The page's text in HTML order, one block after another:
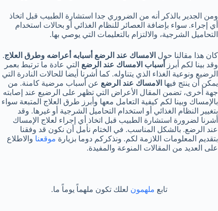
ومن الجدير بالذكر أنه من الضروري جدا استشارة الطبيب قبل اتخاذ
أي إجراء. سواء بإضافة العصائر للنظام الغذائي أو بحالات استخدام
التحاميل الشرجية، والالتزام بالتعليمات التي يوصي بها.
كان هذا مقالنا حول الامساك عند الرضع أسبابه أعراضه وطرق العلاج.
وقد بينا لكم أبرز
أسباب الامساك عند الرضع التي عادة ما ترتبط بعمر
الرضيع ونوعية الغذاء الذي يتناوله. كما أشرنا أيضا للحالات النادرة التي
يمكن أن ينتج فيها الامساك عند الرضع عن أسباب مرضية كامنة. من
جهة أخرى، تضمن المقال الأعراض التي تظهر على الرضيع عند إصابته
بالإمساك وبينا لكم كيفية التعامل معها وأبرز طرق العلاج المتبعة سواء
بتغيير النظام الغذائي أو استخدام التحاميل الشرجية أو غيرها. وقد
أشرنا لضرورة استشارة الطبيب قبل اتخاذ أي إجراء لعلاج الإمساك
عند الرضع. بالشكل المناسب. في الختام نأمل أن نكون قد وفقنا
بتقديم المعلومات اللازمة لكم. ونذكركم دوما بزيارة موقعنا والاطلاع
على العديد من المقالات المنوعة والمفيدة.
تابع ملهمون لعلك تكون ملهماً يوماً ما.